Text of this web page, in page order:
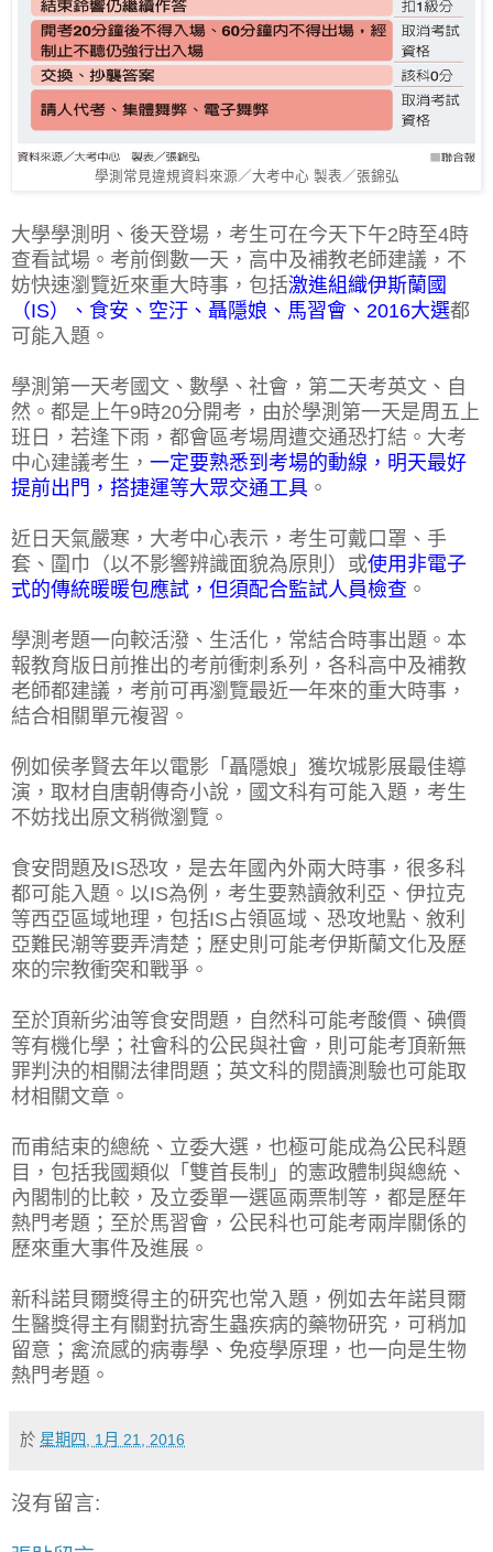
學測常見違規資料來源／大考中心 製表／張錦弘
大學學測明、後天登場，考生可在今天下午2時至4時
查看試場。考前倒數一天，高中及補教老師建議，不
妨快速瀏覽近來重大時事，包括激進組織伊斯蘭國
（IS）、食安、空汙、聶隱娘、馬習會、2016大選都
可能入題。
學測第一天考國文、數學、社會，第二天考英文、自
然。都是上午9時20分開考，由於學測第一天是周五上
班日，若逢下雨，都會區考場周遭交通恐打結。大考
中心建議考生， 一定要熟悉到考場的動線，明天最好
提前出門，搭捷運等大眾交通工具 。
近日天氣嚴寒，大考中心表示，考生可戴口罩、手
套、圍巾（以不影響辨識面貌為原則）或使用非電子
式的傳統暖暖包應試，但須配合監試人員檢查 。
學測考題一向較活潑、生活化，常結合時事出題。本
報教育版日前推出的考前衝刺系列，各科高中及補教
老師都建議，考前可再瀏覽最近一年來的重大時事，
結合相關單元複習。
例如侯孝賢去年以電影「聶隱娘」獲坎城影展最佳導
演，取材自唐朝傳奇小說，國文科有可能入題，考生
不妨找出原文稍微瀏覽。
食安問題及IS恐攻，是去年國內外兩大時事，很多科
都可能入題。以IS為例，考生要熟讀敘利亞、伊拉克
等西亞區域地理，包括IS占領區域、恐攻地點、敘利
亞難民潮等要弄清楚；歷史則可能考伊斯蘭文化及歷
來的宗教衝突和戰爭。
至於頂新劣油等食安問題，自然科可能考酸價、碘價
等有機化學；社會科的公民與社會，則可能考頂新無
罪判決的相關法律問題；英文科的閱讀測驗也可能取
材相關文章。
而甫結束的總統、立委大選，也極可能成為公民科題
目，包括我國類似「雙首長制」的憲政體制與總統、
內閣制的比較，及立委單一選區兩票制等，都是歷年
熱門考題；至於馬習會，公民科也可能考兩岸關係的
歷來重大事件及進展。
新科諾貝爾獎得主的研究也常入題，例如去年諾貝爾
生醫獎得主有關對抗寄生蟲疾病的藥物研究，可稍加
留意；禽流感的病毒學、免疫學原理，也一向是生物
熱門考題。
於 星期四, 1月 21, 2016
沒有留言: